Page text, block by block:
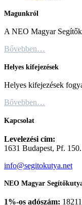
Magunkról
A NEO Magyar
Bővebben…
Helyes kifejezések
Helyes kifejezések
Bővebben…
Kapcsolat
Levelezési cím:
1631 Budapest, Pf. 150.
info@segitokutya.net
NEO Magyar
1%-os adószám: